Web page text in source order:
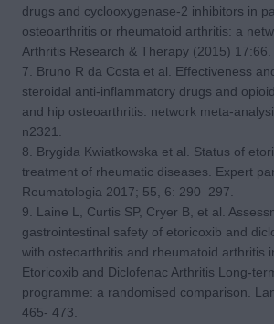
drugs and cyclooxygenase-2 inhibitors in
osteoarthritis or rheumatoid arthritis: a
Arthritis Research & Therapy (2015) 17:66.
7. Bruno R da Costa et al. Effectiveness
steroidal anti-inflammatory drugs and
and hip osteoarthritis: network meta-
n2321.
8. Brygida Kwiatkowska et al. Status of
treatment of rheumatic diseases. Expert
Reumatologia 2017; 55, 6: 290–297.
9. Laine L, Curtis SP, Cryer B, et al.
gastrointestinal safety of etoricoxib and
with osteoarthritis and rheumatoid arthritis
Etoricoxib and Diclofenac Arthritis Long-
programme: a randomised comparison.
465- 473.